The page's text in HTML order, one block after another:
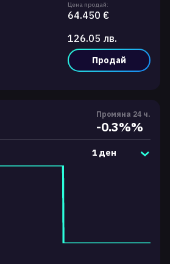
Цена продай:
64.450 €
126.05 лв.
Продай
Промяна 24 ч.
-0.3%%
1 ден